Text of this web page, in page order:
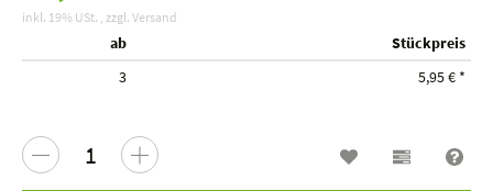
inkl. 19% USt. , zzgl. Versand
ab
Stückpreis
3
5,95 € *
Wunschzettel